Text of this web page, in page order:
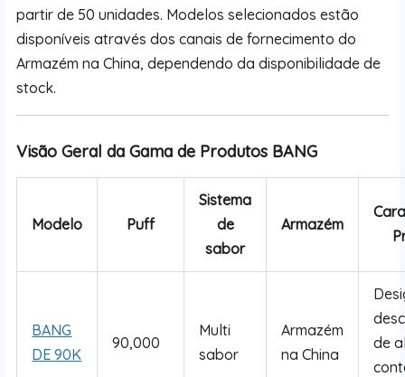
partir de 50 unidades. Modelos selecionados estão
disponíveis através dos canais de fornecimento do
Armazém na China, dependendo da disponibilidade de
stock.
Visão Geral da Gama de Produtos BANG
Modelo Puff
Sistema
de
sabor
Armazém
BANG
DE 90K
90,000
Multi
sabor
Armazém
na China
de